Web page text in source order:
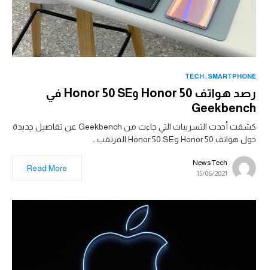
SMARTPHONE
TECH
رصد هواتف Honor 50 وHonor 50 SE في
Geekbench
كشفت أحدث التسريبات التي جاءت من Geekbench عن تفاصيل جديدة
حول هواتف Honor 50 وHonor 50 SE المرتقب…
News Tech
15/06/2021
Read More